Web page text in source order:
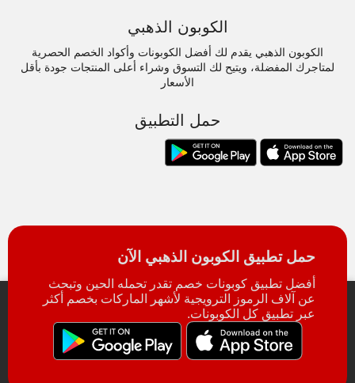
الكوبون الذهبي
الكوبون الذهبي يقدم لك أفضل الكوبونات وأكواد الخصم الحصرية
لمتاجرك المفضلة، ويتيح لك التسوق وشراء أعلى المنتجات جودة بأقل
الأسعار
حمل التطبيق
حمل تطبيق الكوبون الذهبي الآن
أفضل تطبيق كوبونات خصم تقدر تحمله الحين وتبحث
عن آلاف الرموز الترويجية لأشهر الماركات بخصم أكثر
عبر تطبيق كل الكوبونات.